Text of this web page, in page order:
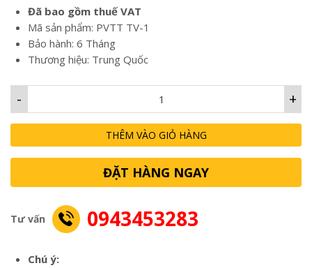
66,000,000₫.
Đã bao gồm thuế VAT
Mã sản phẩm: PVTT TV-1
Bảo hành: 6 Tháng
Thương hiệu: Trung Quốc
+
-
THÊM VÀO GIỎ HÀNG
ĐẶT HÀNG NGAY
Tư vấn 0943453283
Chú ý: